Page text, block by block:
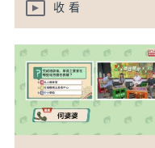
收看